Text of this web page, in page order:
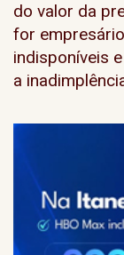
do valor da
for
indisponíveis
a